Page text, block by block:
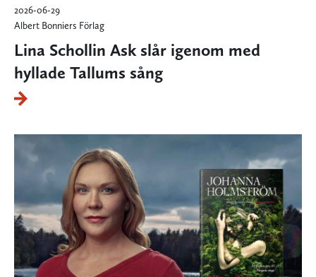
2026-06-29
Albert Bonniers Förlag
Lina Schollin Ask slår igenom med
hyllade Tallums sång